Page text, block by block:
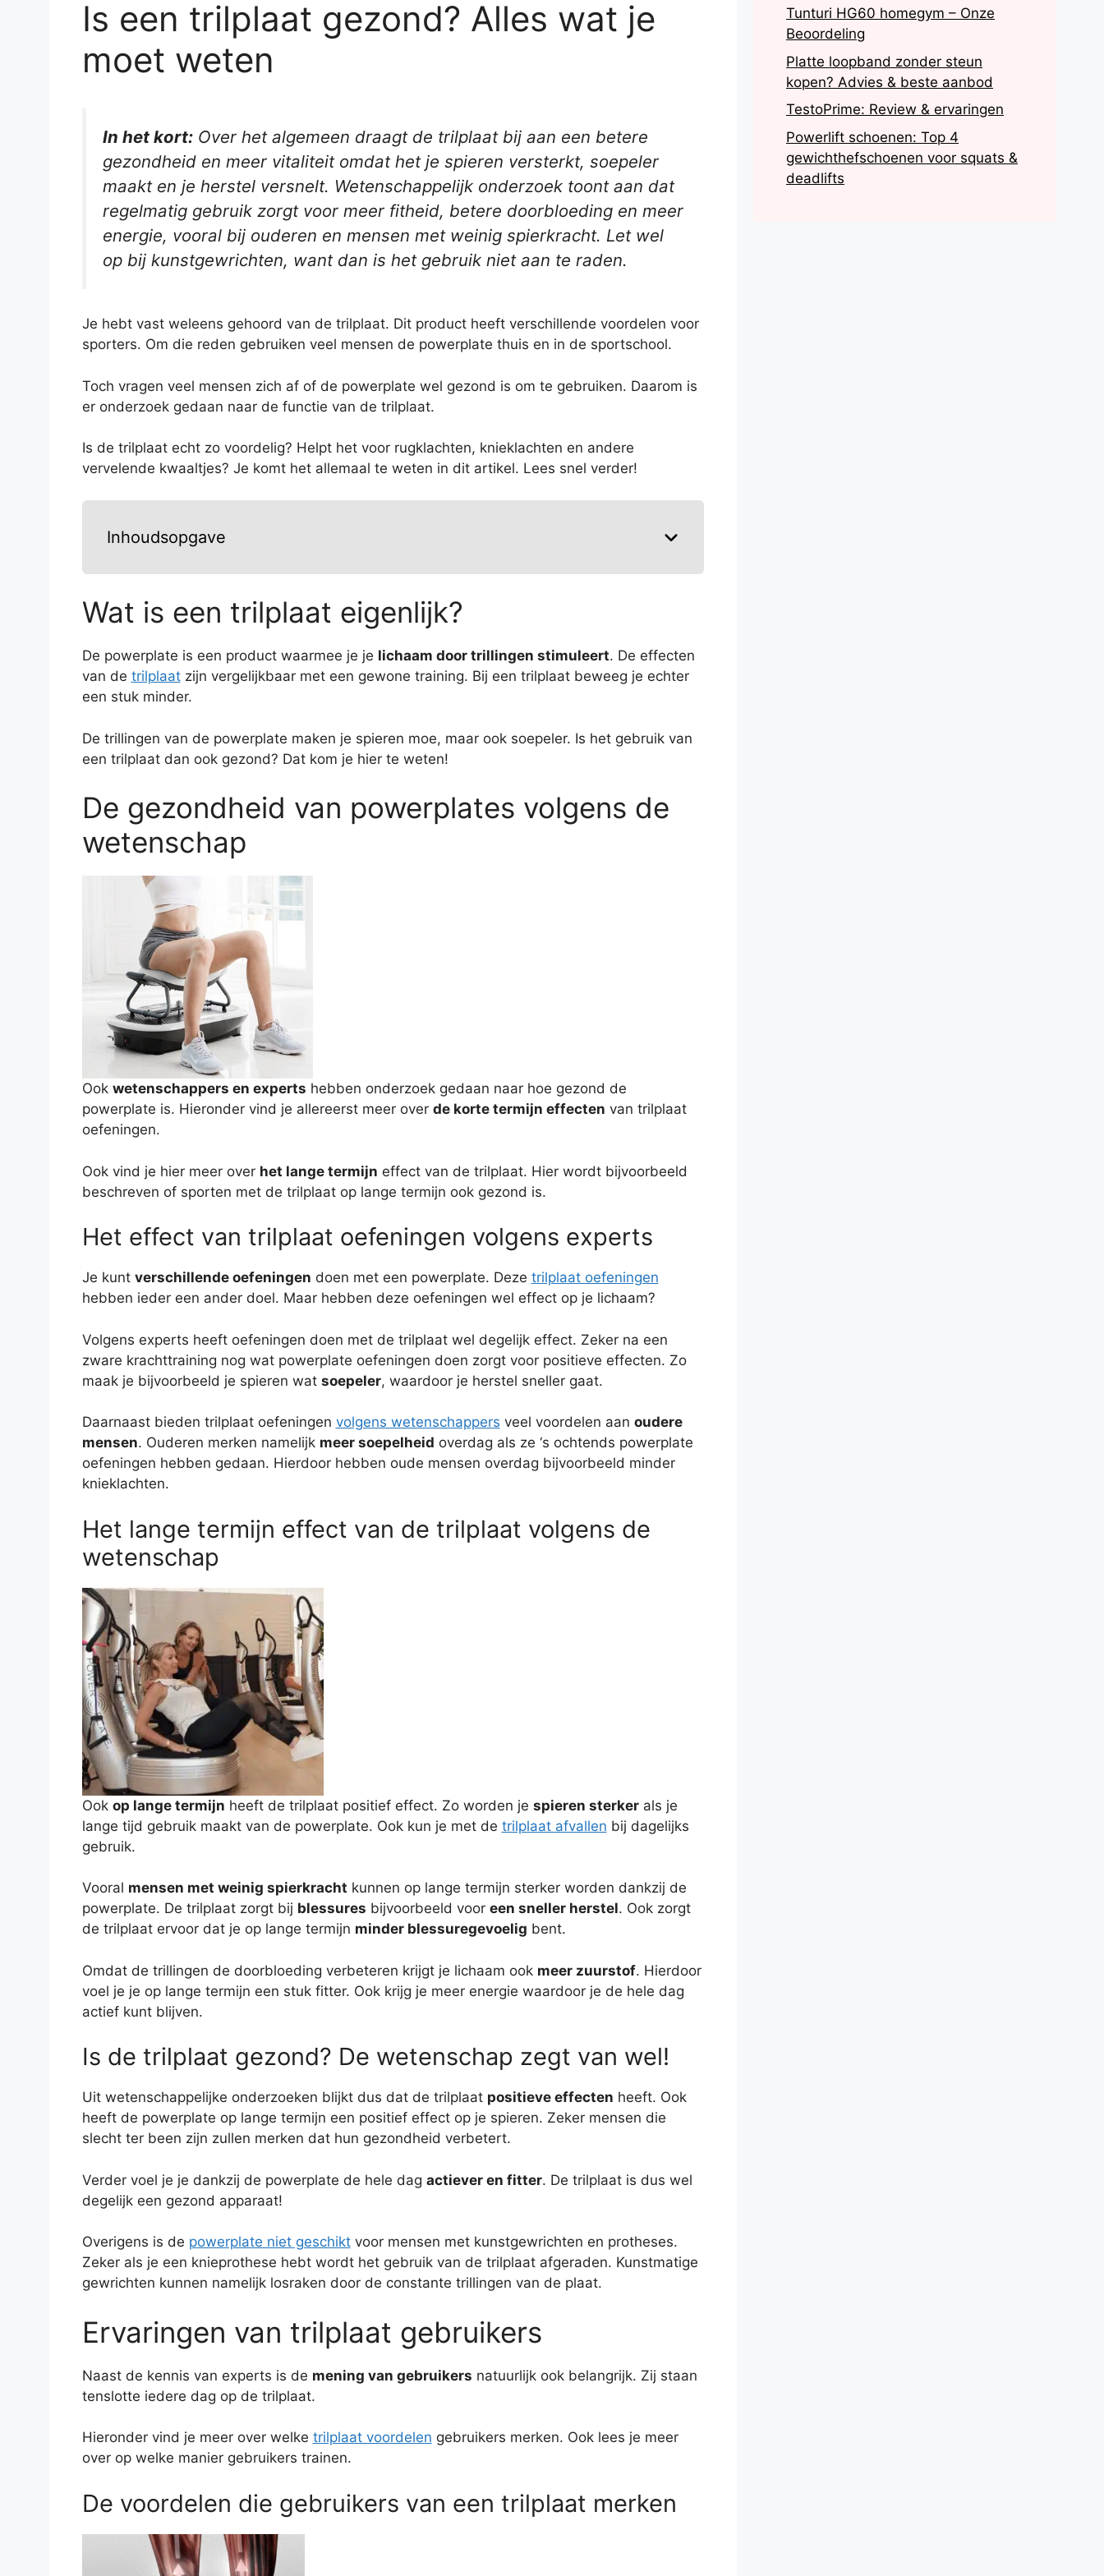
Is een trilplaat gezond? Alles wat je
moet weten
In het kort:Over het algemeen draagt de trilplaat bij aan een betere
gezondheid en meer vitaliteit omdat het je spieren versterkt, soepeler
maakt en je herstel versnelt. Wetenschappelijk onderzoek toont aan dat
regelmatig gebruik zorgt voor meer fitheid, betere doorbloeding en meer
energie, vooral bij ouderen en mensen met weinig spierkracht. Let wel
op bij kunstgewrichten, want dan is het gebruik niet aan te raden.
Je hebt vast weleens gehoord van de trilplaat. Dit product heeft verschillende voordelen voor
sporters. Om die reden gebruiken veel mensen de powerplate thuis en in de sportschool.
Toch vragen veel mensen zich af of de powerplate wel gezond is om te gebruiken. Daarom is
er onderzoek gedaan naar de functie van de trilplaat.
Is de trilplaat echt zo voordelig? Helpt het voor rugklachten, knieklachten en andere
vervelende kwaaltjes? Je komt het allemaal te weten in dit artikel. Lees snel verder!
Inhoudsopgave
Wat is een trilplaat eigenlijk?
De powerplate is een product waarmee je je lichaam door trillingen stimuleert. De effecten
van de trilplaatzijn vergelijkbaar met een gewone training. Bij een trilplaat beweeg je echter
een stuk minder.
De trillingen van de powerplate maken je spieren moe, maar ook soepeler. Is het gebruik van
een trilplaat dan ook gezond? Dat kom je hier te weten!
De gezondheid van powerplates volgens de
wetenschap
Ook wetenschappers en experts hebben onderzoek gedaan naar hoe gezond de
powerplate is. Hieronder vind je allereerst meer over de korte termijn effecten van trilplaat
oefeningen.
Ook vind je hier meer over het lange termijn effect van de trilplaat. Hier wordt bijvoorbeeld
beschreven of sporten met de trilplaat op lange termijn ook gezond is.
Het effect van trilplaat oefeningen volgens experts
Je kunt verschillende oefeningen doen met een powerplate. Deze trilplaat oefeningen
hebben ieder een ander doel. Maar hebben deze oefeningen wel effect op je lichaam?
Volgens experts heeft oefeningen doen met de trilplaat wel degelijk effect. Zeker na een
zware krachttraining nog wat powerplate oefeningen doen zorgt voor positieve effecten. Zo
maak je bijvoorbeeld je spieren wat soepeler, waardoor je herstel sneller gaat.
Daarnaast bieden trilplaat oefeningen volgens wetenschappers veel voordelen aan oudere
mensen. Ouderen merken namelijk meer soepelheid overdag als ze ‘s ochtends powerplate
oefeningen hebben gedaan. Hierdoor hebben oude mensen overdag bijvoorbeeld minder
knieklachten.
Het lange termijn effect van de trilplaat volgens de
wetenschap
Ook op lange termijn heeft de trilplaat positief effect. Zo worden je spieren sterkerals je
lange tijd gebruik maakt van de powerplate. Ook kun je met de trilplaat afvallen bij dagelijks
gebruik.
Vooral mensen met weinig spierkracht kunnen op lange termijn sterker worden dankzij de
powerplate. De trilplaat zorgt bij blessures bijvoorbeeld voor een sneller herstel. Ook zorgt
de trilplaat ervoor dat je op lange termijn minder blessuregevoelig bent.
Omdat de trillingen de doorbloeding verbeteren krijgt je lichaam ook meer zuurstof. Hierdoor
voel je je op lange termijn een stuk fitter. Ook krijg je meer energie waardoor je de hele dag
actief kunt blijven.
Is de trilplaat gezond? De wetenschap zegt van wel!
Uit wetenschappelijke onderzoeken blijkt dus dat de trilplaat positieve effecten heeft. Ook
heeft de powerplate op lange termijn een positief effect op je spieren. Zeker mensen die
slecht ter been zijn zullen merken dat hun gezondheid verbetert.
Verder voel je je dankzij de powerplate de hele dag actiever en fitter. De trilplaat is dus wel
degelijk een gezond apparaat!
Overigens is de powerplate niet geschiktvoor mensen met kunstgewrichten en protheses.
Zeker als je een knieprothese hebt wordt het gebruik van de trilplaat afgeraden. Kunstmatige
gewrichten kunnen namelijk losraken door de constante trillingen van de plaat.
Ervaringen van trilplaat gebruikers
Naast de kennis van experts is de mening van gebruikers natuurlijk ook belangrijk. Zij staan
tenslotte iedere dag op de trilplaat.
Hieronder vind je meer over welke trilplaat voordelen gebruikers merken. Ook lees je meer
over op welke manier gebruikers trainen.
De voordelen die gebruikers van een trilplaat merken
Tunturi HG60 homegym – Onze
Beoordeling
Platte loopband zonder steun
kopen? Advies & beste aanbod
TestoPrime: Review & ervaringen
Powerlift schoenen: Top 4
gewichthefschoenen voor squats &
deadlifts